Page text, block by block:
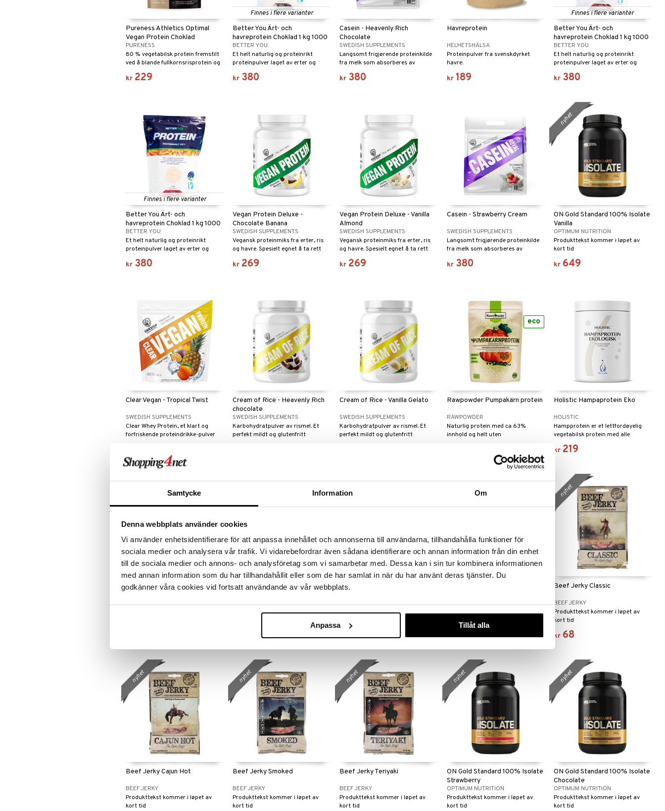
Samtycke Information Om
Denna webbplats använder cookies
Vi använder enhetsidentifierare för att anpassa innehållet och annonserna till användarna, tillhandahålla funktioner för
sociala medier och analysera vår trafik. Vi vidarebefordrar även sådana identifierare och annan information från din enhet
till de sociala medier och annons- och analysföretag som vi samarbetar med. Dessa kan i sin tur kombinera informationen
med annan information som du har tillhandahållit eller som de har samlat in när du har använt deras tjänster. Du
godkänner våra cookies vid fortsatt användande av vår webbplats.
Anpassa Tillåt alla
Pureness Athletics Optimal
Vegan Protein Choklad
PURENESS
80 % vegetabilsk protein fremstilt
ved å blande fullkornsrisprotein og
erteprotein.
kr 229
Finnes i flere varianter
Better You Ärt- och
havreprotein Choklad 1 kg 1000
gram
BETTER YOU
Et helt naturlig og proteinrikt
proteinpulver laget av erter og
havre. Perfekt som mellommåltid, i
frokostsmoothien din eller som en
kr 380
Casein - Heavenly Rich
Chocolate
SWEDISH SUPPLEMENTS
Langsomt frigjørende proteinkilde
fra melk som absorberes av
kroppen over flere timer.
kr 380
Havreprotein
HELHETSHÄLSA
Proteinpulver fra svenskdyrket
havre.
kr 189
Finnes i flere varianter
Better You Ärt- och
havreprotein Choklad 1 kg 1000
gram
BETTER YOU
Et helt naturlig og proteinrikt
proteinpulver laget av erter og
havre. Perfekt som mellommåltid, i
frokostsmoothien din eller som en
kr 380
Finnes i flere varianter
Better You Ärt- och
havreprotein Choklad 1 kg 1000
gram
BETTER YOU
Et helt naturlig og proteinrikt
proteinpulver laget av erter og
havre. Perfekt som mellommåltid, i
frokostsmoothien din eller som en
kr 380
Vegan Protein Deluxe -
Chocolate Banana
SWEDISH SUPPLEMENTS
Vegansk proteinmiks fra erter, ris
og havre. Spesielt egnet å ta rett
etter trening.
kr 269
Vegan Protein Deluxe - Vanilla
Almond
SWEDISH SUPPLEMENTS
Vegansk proteinmiks fra erter, ris
og havre. Spesielt egnet å ta rett
etter trening.
kr 269
Casein - Strawberry Cream
SWEDISH SUPPLEMENTS
Langsomt frigjørende proteinkilde
fra melk som absorberes av
kroppen over flere timer.
kr 380
ON Gold Standard 100% Isolate
Vanilla
OPTIMUM NUTRITION
Produkttekst kommer i løpet av
kort tid
kr 649
nyhet
Clear Vegan - Tropical Twist
SWEDISH SUPPLEMENTS
Clear Whey Protein, et klart og
forfriskende proteindrikke-pulver
Cream of Rice - Heavenly Rich
chocolate
SWEDISH SUPPLEMENTS
Karbohydratpulver av rismel. Et
perfekt mildt og glutenfritt
Cream of Rice - Vanilla Gelato
SWEDISH SUPPLEMENTS
Karbohydratpulver av rismel. Et
perfekt mildt og glutenfritt
Rawpowder Pumpakärn protein
RAWPOWDER
Naturlig protein med ca 63%
innhold og helt uten
eco
Holistic Hampaprotein Eko
HOLISTIC
Hampprotein er et lettfordøyelig
vegetabilsk protein med alle
essensielle aminosyrer.
kr 219
Pureness Athletics Optimal
PURENESS
eco
Holistic Risprotein Eko
HOLISTIC
Holistic Risprotein kommer fra
inneholder 80% rent protein.
eco
Upgrit Kollagenprotein
UPGRIT
100 % hydrolysert kollagen.
kr 289
BEEF JERKY
Produkttekst kommer i løpet av
kr 68
Beef Jerky Classic
BEEF JERKY
Produkttekst kommer i løpet av
kort tid
kr 68
nyhet
Beef Jerky Cajun Hot
BEEF JERKY
Produkttekst kommer i løpet av
kort tid
nyhet
Beef Jerky Smoked
BEEF JERKY
Produkttekst kommer i løpet av
kort tid
nyhet
Beef Jerky Teriyaki
BEEF JERKY
Produkttekst kommer i løpet av
kort tid
nyhet
ON Gold Standard 100% Isolate
Strawberry
OPTIMUM NUTRITION
Produkttekst kommer i løpet av
kort tid
nyhet
ON Gold Standard 100% Isolate
Chocolate
OPTIMUM NUTRITION
Produkttekst kommer i løpet av
kort tid
nyhet